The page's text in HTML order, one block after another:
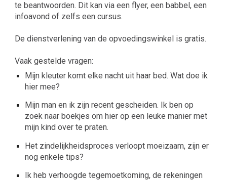
te beantwoorden. Dit kan via een flyer, een babbel, een
infoavond of zelfs een cursus.
De dienstverlening van de opvoedingswinkel is gratis.
Vaak gestelde vragen:
Mijn kleuter komt elke nacht uit haar bed. Wat doe ik
hier mee?
Mijn man en ik zijn recent gescheiden. Ik ben op
zoek naar boekjes om hier op een leuke manier met
mijn kind over te praten.
Het zindelijkheidsproces verloopt moeizaam, zijn er
nog enkele tips?
Ik heb verhoogde tegemoetkoming, de rekeningen